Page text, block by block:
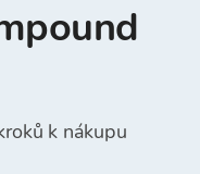
k nákupu